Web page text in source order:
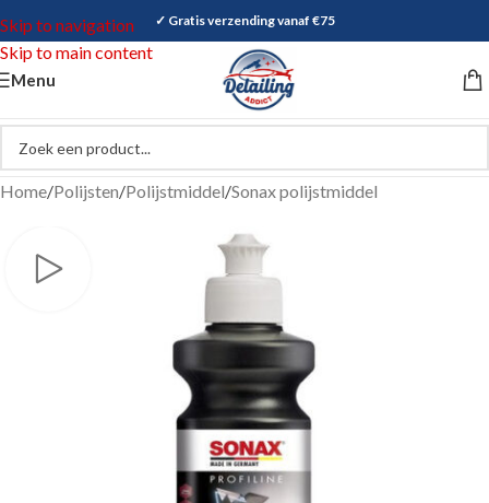
Skip to navigation
Skip to main content
✓ Gratis verzending vanaf €75
Menu
Home/Polijsten/Polijstmiddel/Sonax polijstmiddel